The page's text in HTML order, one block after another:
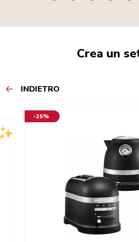
Crea un
INDIETRO
-25%